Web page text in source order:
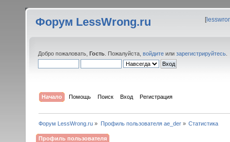
Форум LessWrong.ru [
Добро пожаловать, Гость . Пожалуйста, войдите или зарегистрируйтесь
Начало Помощь Поиск Вход Регистрация
Форум LessWrong.ru » Профиль пользователя ae_der» Статистика
Профиль пользователя